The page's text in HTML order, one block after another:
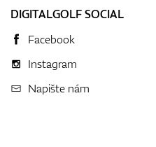
DIGITALGOLF SOCIAL
Facebook
Instagram
Napište nám